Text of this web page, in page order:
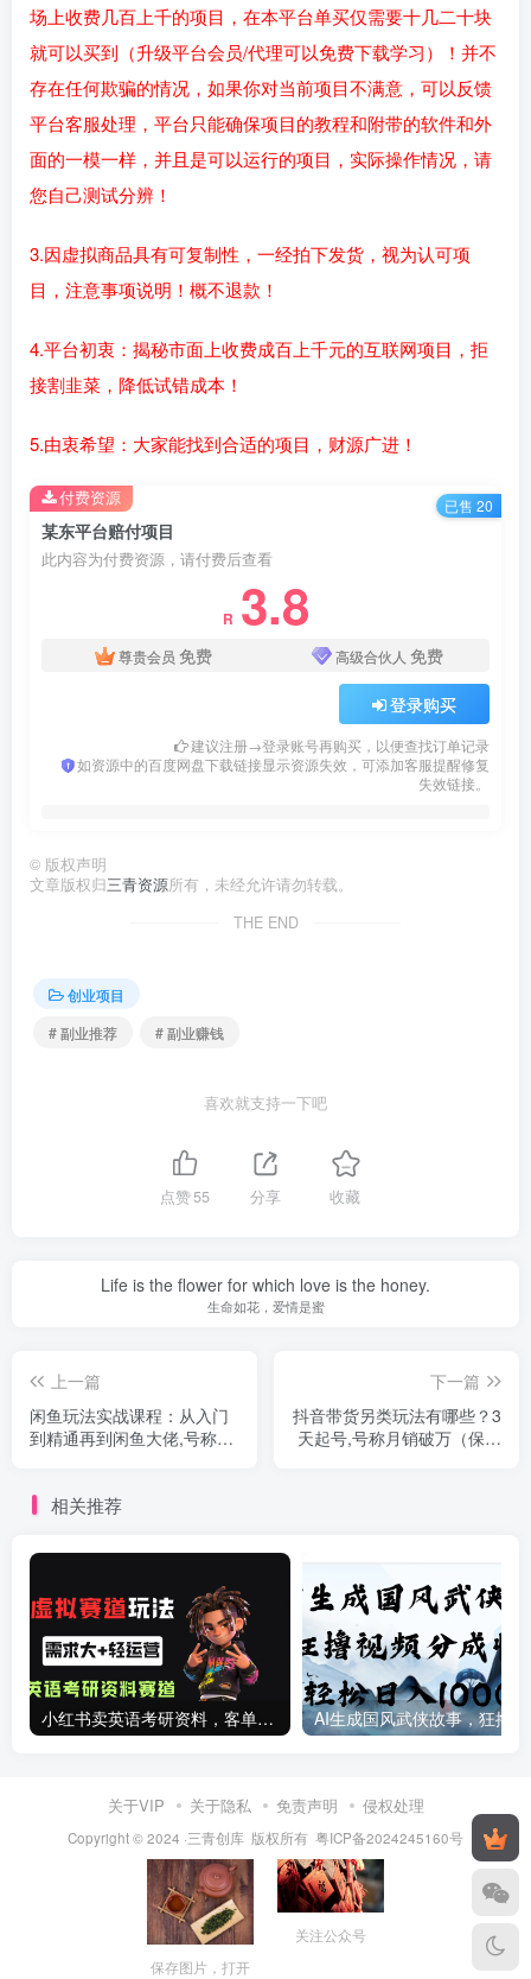
场上收费几百上千的项目，在本平台单买仅需要十几二十块
就可以买到（升级平台会员/代理可以免费下载学习）！并不
存在任何欺骗的情况，如果你对当前项目不满意，可以反馈
平台客服处理，平台只能确保项目的教程和附带的软件和外
面的一模一样，并且是可以运行的项目，实际操作情况，请
您自己测试分辨！
3.因虚拟商品具有可复制性，一经拍下发货，视为认可项
目，注意事项说明！概不退款！
4.平台初衷：揭秘市面上收费成百上千元的互联网项目，拒
接割韭菜，降低试错成本！
5.由衷希望：大家能找到合适的项目，财源广进！
某东平台赔付项目
此内容为付费资源，请付费后查看
R 3.8
尊贵会员 免费 高级合伙人 免费
登录购买
建议注册→登录账号再购买，以便查找订单记录
如资源中的百度网盘下载链接显示资源失效，可添加客服提醒修复
失效链接。
付费资源 已售 20
© 版权声明
文章版权归三青资源所有，未经允许请勿转载。
THE END
创业项目
# 副业推荐
# 副业赚钱
喜欢就支持一下吧
点赞55 分享 收藏
Life is the flower for which love is the honey.
生命如花，爱情是蜜
上一篇
闲鱼玩法实战课程：从入门
到精通再到闲鱼大佬,号称单
下一篇
抖音带货另类玩法有哪些？3
天起号,号称月销破万（保姆
相关推荐
小红书卖英语考研资料，客单价9.9，250天卖了16w!
关于VIP 关于隐私 免责声明 侵权处理
Copyright © 2024 ·三青创库 版权所有 粤ICP备2024245160号
保存图片，打开
关注公众号